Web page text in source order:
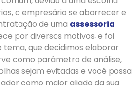
o empresário se aborrecer e
de uma assessoria
por diversos motivos, e foi
tema, que decidimos elaborar
como parâmetro de análise,
sejam evitadas e você possa
como maior aliado da sua